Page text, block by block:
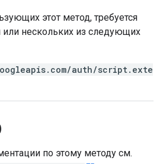
этот метод, требуется
или нескольких из следующих
auth/script.exte
по этому методу см.